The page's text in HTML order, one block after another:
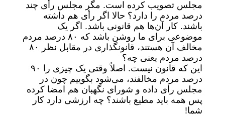
مجلس تصویب کرده است. مگر مجلس رأی چند
درصد مردم را دارد؟ حالا اگر رأی هم داشته
باشند. کار آن‌ها هم قانونی باشد. اگر یک
موضوعی برای ما روشن باشد که ۸۰ درصد مردم
مخالف آن هستند، قانونگذاری در مقابل نظر ۸۰
درصد مردم یعنی چه؟
این که قانون نیست. اصلاً وقتی یک چیزی را ۹۰
درصد مردم مخالفند، می‌شود بگوییم چون در
مجلس رأی داده و شورای نگهبان هم امضا کرده
پس همه باید مطیع باشند؟ چه ارزشی دارد کار
شما!